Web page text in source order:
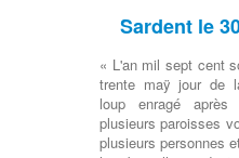
Sardent le
« L'an mil sept cent
trente maÿ jour de
loup enragé après
plusieurs paroisses
plusieurs personnes